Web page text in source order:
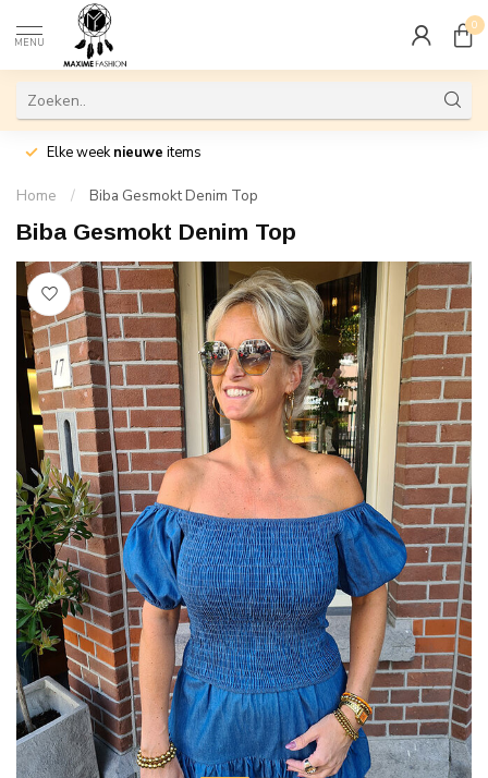
MENU
0
Elke weeknieuwe items
Home / Biba Gesmokt Denim Top
Biba Gesmokt Denim Top